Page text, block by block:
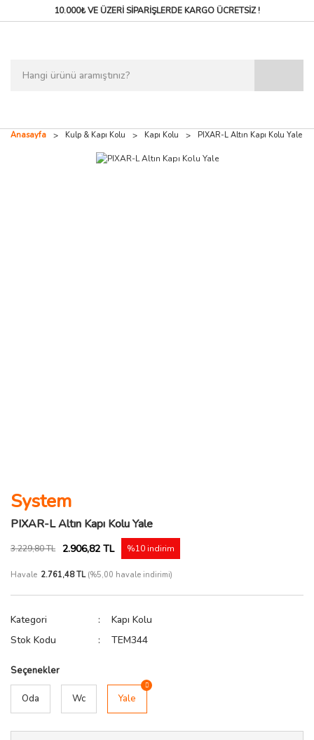
10.000₺ VE ÜZERİ SİPARİŞLERDEKARGO ÜCRETSİZ !
Anasayfa Kulp & Kapı Kolu Kapı Kolu PIXAR-L Altın Kapı Kolu Yale
System
PIXAR-L Altın Kapı Kolu Yale
3.229,80 TL 2.906,82 TL %10 indirim
Havale 2.761,48 TL(%5,00 havale indirimi)
Kategori
Kapı Kolu
Stok Kodu
TEM344
Seçenekler
Oda Wc Yale